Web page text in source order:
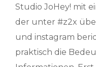
Studio JoHey! mit
der unter #z2x
und instagram
praktisch die